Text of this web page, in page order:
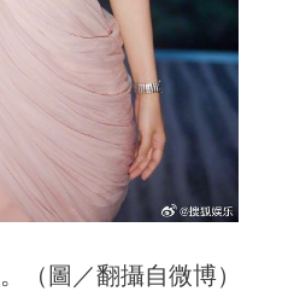
。（圖／翻攝自微博）